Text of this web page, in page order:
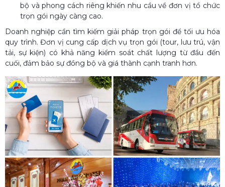
bộ và phong cách riêng khiến nhu cầu về đơn vị tổ chức
trọn gói ngày càng cao.
Doanh nghiệp cần tìm kiếm giải pháp trọn gói để tối ưu hóa
quy trình. Đơn vị cung cấp dịch vụ trọn gói (tour, lưu trú, vận
tải, sự kiện) có khả năng kiểm soát chất lượng từ đầu đến
cuối, đảm bảo sự đồng bộ và giá thành cạnh tranh hơn.